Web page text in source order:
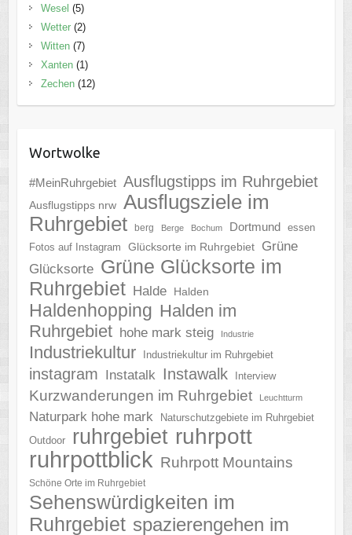
Wesel (5)
Wetter(2)
Witten(7)
Xanten(1)
Zechen(12)
Wortwolke
#MeinRuhrgebiet Ausflugstipps im Ruhrgebiet
Ausflugstipps nrw Ausflugsziele im
Ruhrgebiet
berg Berge Bochum Dortmund
essen
Fotos auf Instagram
Glücksorte im Ruhrgebiet
Grüne
Glücksorte Grüne Glücksorte im
Ruhrgebiet Halde Halden
Haldenhopping Halden im
Ruhrgebiet hohe mark steig Industrie
Industriekultur Industriekultur im Ruhrgebiet
instagram Instatalk Instawalk Interview
Kurzwanderungen im Ruhrgebiet Leuchtturm
Naturpark hohe mark
Naturschutzgebiete im Ruhrgebiet
Outdoor
ruhrgebiet ruhrpott
ruhrpottblick Ruhrpott Mountains
Schöne Orte im Ruhrgebiet
Sehenswürdigkeiten im
Ruhrgebiet spazierengehen im